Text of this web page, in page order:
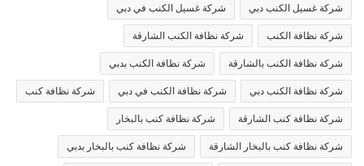
شركة غسيل الكنب دبي شركة غسيل الكنب في دبي
شركة نظافة الكنب شركة نظافة الكنب الشارقة
شركة نظافة الكنب بالشارقة شركة نظافة الكنب بدبي
شركة نظافة الكنب دبي شركة نظافة الكنب في دبي شركة نظافة كنب
شركة نظافة كنب الشارقة شركة نظافة كنب بالبخار
شركة نظافة كنب بالبخار الشارقة شركة نظافة كنب بالبخار بدبي